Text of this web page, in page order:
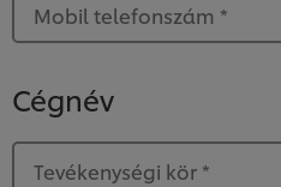
Mobil telefonszám *
Cégnév
Tevékenységi kör *